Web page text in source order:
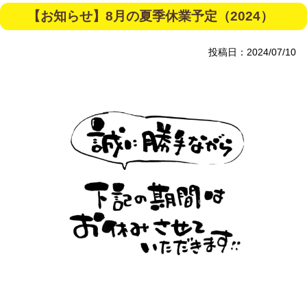
【お知らせ】8月の夏季休業予定（2024）
投稿日：2024/07/10